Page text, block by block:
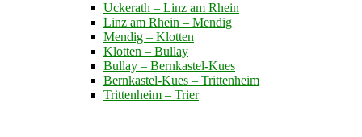
Uckerath – Linz am Rhein
Linz am Rhein – Mendig
Mendig – Klotten
Klotten – Bullay
Bullay – Bernkastel-Kues
Bernkastel-Kues – Trittenheim
Trittenheim – Trier